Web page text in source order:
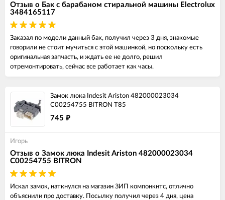
Отзыв о Бак с барабаном стиральной машины Electrolux
3484165117
Заказал по модели данный бак, получил через 3 дня, знакомые
говорили не стоит мучиться с этой машинкой, но поскольку есть
оригинальная запчасть, и ждать ее не долго, решил
отремонтировать, сейчас все работает как часы.
Замок люка Indesit Ariston 482000023034
C00254755 BITRON T85
745 ₽
Игорь
Отзыв о Замок люка Indesit Ariston 482000023034
C00254755 BITRON
Искал замок, наткнулся на магазин ЗИП компонкнтс, отлично
объяснили про доставку. Посылку получил через 4 дня, цена